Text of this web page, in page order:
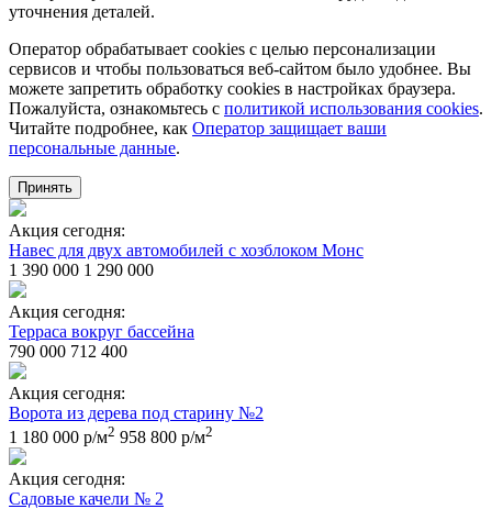
уточнения деталей.
Оператор обрабатывает cookies с целью персонализации
сервисов и чтобы пользоваться веб-сайтом было удобнее. Вы
можете запретить обработку сookies в настройках браузера.
Пожалуйста, ознакомьтесь с политикой использования cookies.
Читайте подробнее, как Оператор защищает ваши
персональные данные.
Принять
Акция сегодня:
Навес для двух автомобилей с хозблоком Монс
1 390 000 1 290 000
Акция сегодня:
Терраса вокруг бассейна
790 000 712 400
Акция сегодня:
Ворота из дерева под старину №2
1 180 000 р/м2 958 800 р/м2
Акция сегодня:
Садовые качели № 2